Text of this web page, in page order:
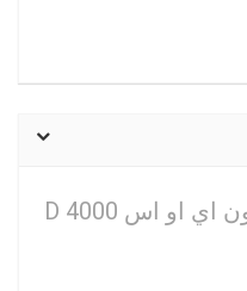
كاميرا كانون اي او اس 4000 D